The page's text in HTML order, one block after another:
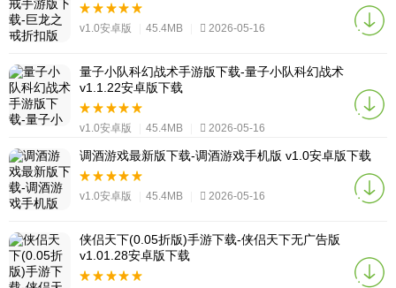
v1.0安卓版 45.4MB 2026-05-16
量子小队科幻战术手游版下载-量子小队科幻战术
v1.1.22安卓版下载
v1.0安卓版 45.4MB 2026-05-16
调酒游戏最新版下载-调酒游戏手机版 v1.0安卓版下载
v1.0安卓版 45.4MB 2026-05-16
侠侣天下(0.05折版)手游下载-侠侣天下无广告版
v1.01.28安卓版下载